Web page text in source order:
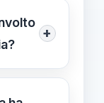
+